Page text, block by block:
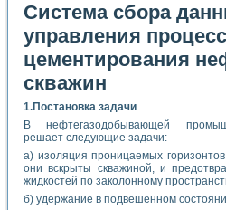
Система сбора
управления
цементирования
скважин
1.Постановка задачи
В нефтегазодобывающей
решает следующие задачи:
а) изоляция проницаемых горизонтов
они вскрыты скважиной, и
жидкостей по заколонному
б) удержание в подвешенном